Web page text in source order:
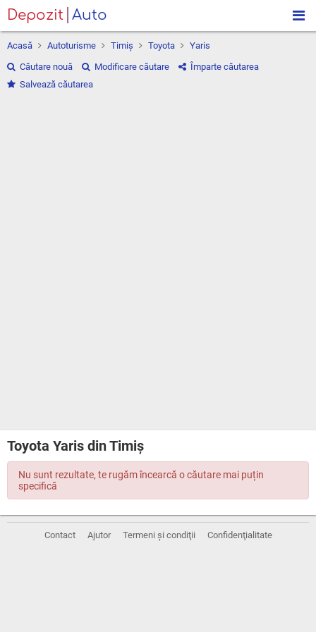
Depozit Auto
Acasă Autoturisme Timiş Toyota
Yaris
Căutare nouă
Modificare căutare
Împarte căutarea
Salvează căutarea
Toyota Yaris din Timiş
Nu sunt rezultate, te rugăm încearcă o căutare mai puțin
specifică
Contact Ajutor Termeni și condiţii Confidenţialitate